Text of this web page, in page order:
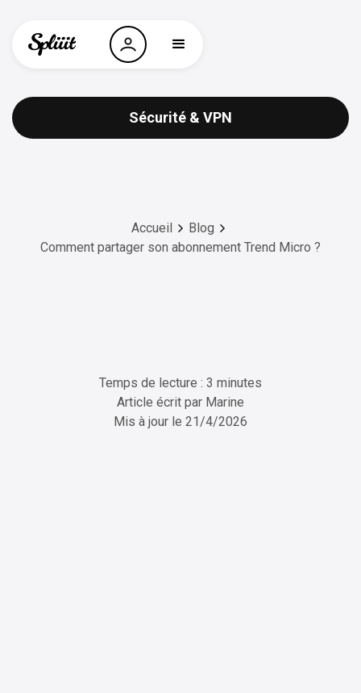
Sécurité & VPN
Accueil
Blog
Comment partager son abonnement Trend Micro ?
Temps de lecture : 3 minutes
Article écrit par Marine
Mis à jour le 21/4/2026